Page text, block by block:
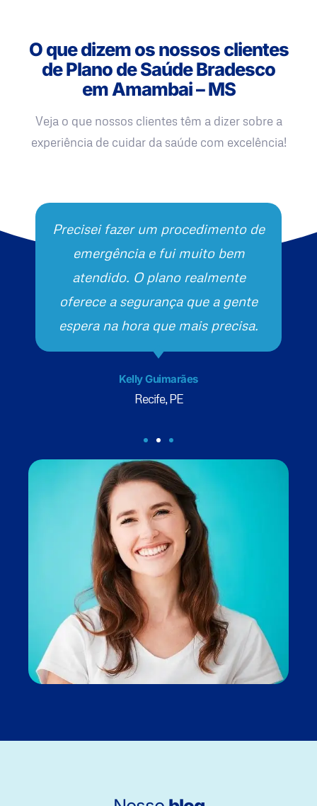
O que dizem os nossos clientes
de Plano de Saúde Bradesco
em Amambai – MS
Veja o que nossos clientes têm a dizer sobre a
experiência de cuidar da saúde com excelência!
Precisei fazer um procedimento de
emergência e fui muito bem
atendido. O plano realmente
oferece a segurança que a gente
espera na hora que mais precisa.
Kelly Guimarães
Recife, PE